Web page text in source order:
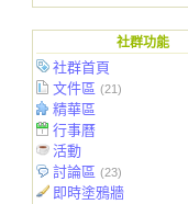
社群功能
社群首頁
文件區 (21)
精華區
行事曆
活動
討論區 (23)
即時塗鴉牆